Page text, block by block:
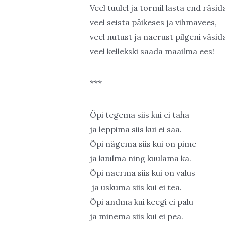
Veel tuulel ja tormil lasta end
veel seista päikeses ja vihmavees,
veel nutust ja naerust pilgeni
veel kellekski saada maailma ees!
***
Õpi tegema siis kui ei taha
ja leppima siis kui ei saa.
Õpi nägema siis kui on pime
ja kuulma ning kuulama ka.
Õpi naerma siis kui on valus
ja uskuma siis kui ei tea.
Õpi andma kui keegi ei palu
ja minema siis kui ei pea.